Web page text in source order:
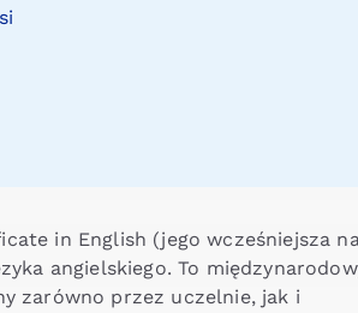
in English (jego wcześniejsza
angielskiego. To
zarówno przez uczelnie, jak i